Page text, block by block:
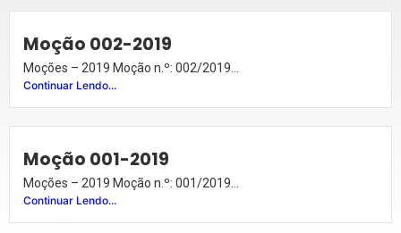
Moção 002-2019
Moções – 2019 Moção n.º: 002/2019...
Continuar Lendo...
Moção 001-2019
Moções – 2019 Moção n.º: 001/2019...
Continuar Lendo...